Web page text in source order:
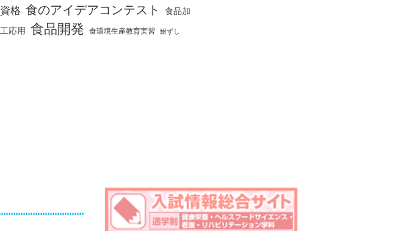
資格 食のアイデアコンテスト
食品加
工応用 食品開発 食環境生産教育実習 鮒ずし